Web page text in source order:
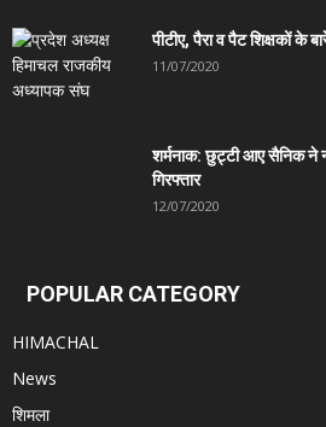
पीटीए, पैरा व पैट शिक्षकों के
11/07/2020
शर्मनाक: छुट्टी आए सैनिक ने
गिरफ्तार
12/07/2020
POPULAR CATEGORY
HIMACHAL
News
शिमला